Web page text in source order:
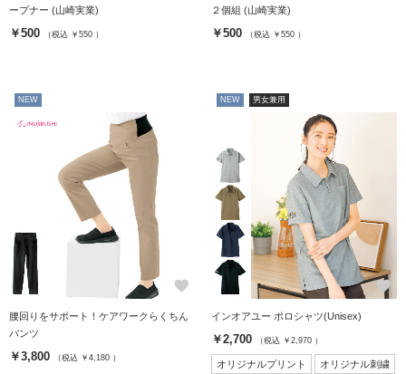
ープナー (山崎実業)
￥500 （税込 ￥550 ）
２個組 (山崎実業)
￥500 （税込 ￥550 ）
NEW
favorite
腰回りをサポート！ケアワークらくちん
パンツ
￥3,800 （税込 ￥4,180 ）
NEW 男女兼用
favorite
インオアユー ポロシャツ(Unisex)
￥2,700 （税込 ￥2,970 ）
オリジナルプリント オリジナル刺繍